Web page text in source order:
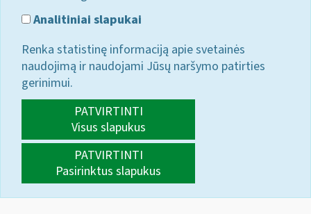
Analitiniai slapukai
Renka statistinę informaciją apie svetainės
naudojimą ir naudojami Jūsų naršymo patirties
gerinimui.
PATVIRTINTI
Visus slapukus
PATVIRTINTI
Pasirinktus slapukus